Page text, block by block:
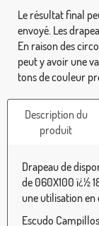
Le résultat final
envoyé. Les
En raison des
peut y avoir une
tons de couleur
Description du
produit
Drapeau de
de 060X100 ï¿½
une utilisation
Escudo